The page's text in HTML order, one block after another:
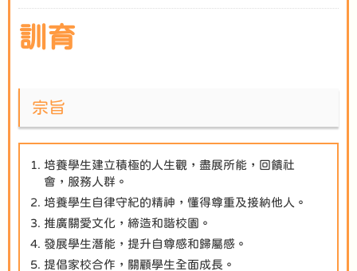
訓育
宗旨
培養學生建立積極的人生觀，盡展所能，回饋社
會，服務人群。
培養學生自律守紀的精神，懂得尊重及接納他人。
推廣關愛文化，締造和諧校園。
發展學生潛能，提升自尊感和歸屬感。
提倡家校合作，關顧學生全面成長。